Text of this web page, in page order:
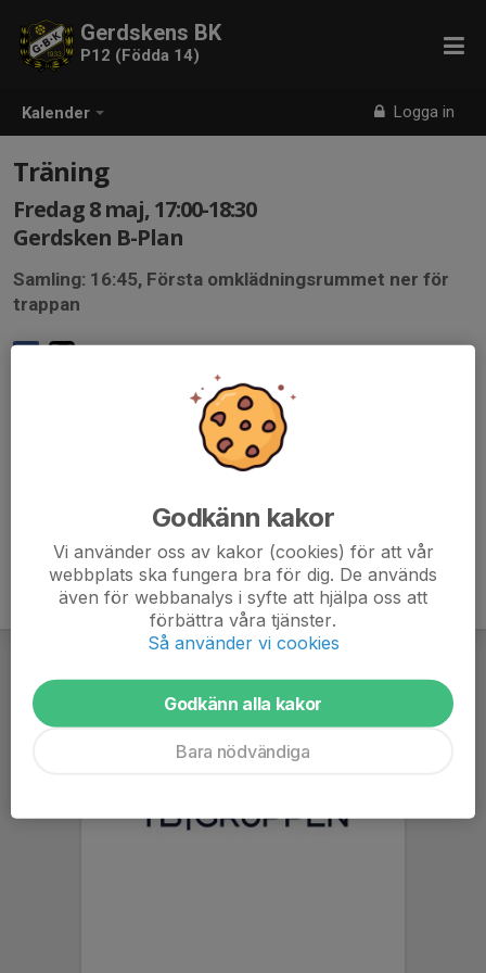
Kalender Logga in
Gerdskens BK
P12 (Födda 14)
Träning
Fredag 8 maj, 17:00-18:30
Gerdsken B-Plan
Samling: 16:45, Första omklädningsrummet ner för
trappan
Godkänn kakor
Vi använder oss av kakor (cookies) för att vår
webbplats ska fungera bra för dig. De används
även för webbanalys i syfte att hjälpa oss att
förbättra våra tjänster.
Så använder vi cookies
Godkänn alla kakor
Bara nödvändiga